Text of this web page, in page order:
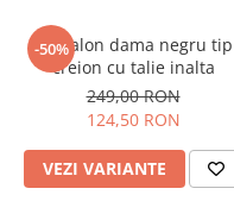
-50%
Pantalon dama negru tip
creion cu talie inalta
249,00 RON
124,50 RON
VEZI VARIANTE